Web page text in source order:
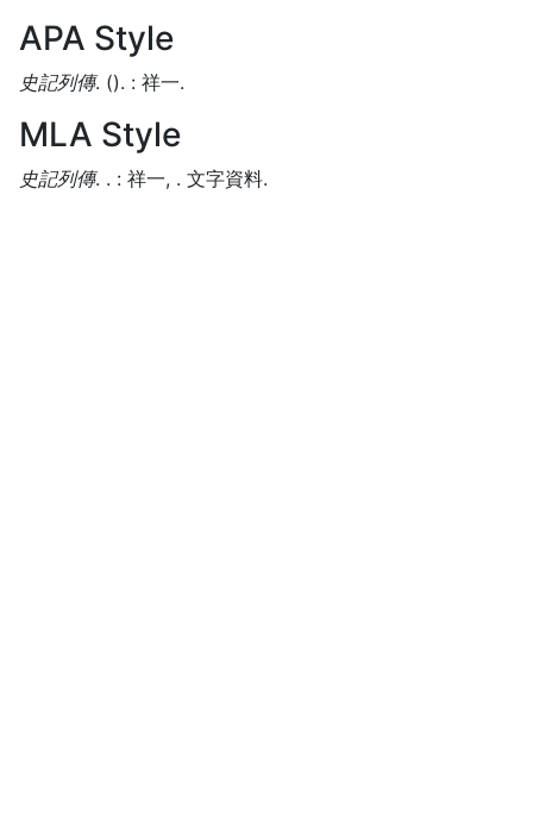
APA Style
史記列傳. (). : 祥一.
MLA Style
史記列傳. . : 祥一, . 文字資料.